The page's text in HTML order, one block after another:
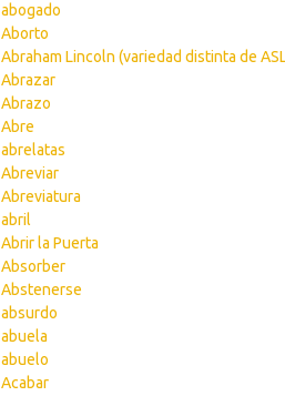
abogado
Aborto
Abraham Lincoln (variedad distinta de
Abrazar
Abrazo
Abre
abrelatas
Abreviar
Abreviatura
abril
Abrir la Puerta
Absorber
Abstenerse
absurdo
abuela
abuelo
Acabar